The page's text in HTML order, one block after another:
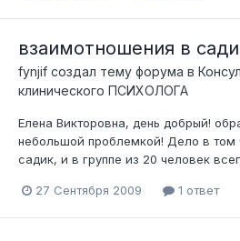
взаимотношения в
fynjif создал тему форума в
клинического ПСИХОЛОГА
Елена Викторовна, день добрый!
небольшой проблемкой! Дело в том
садик, и в группе из 20 человек
27 Сентября 2009 1 ответ